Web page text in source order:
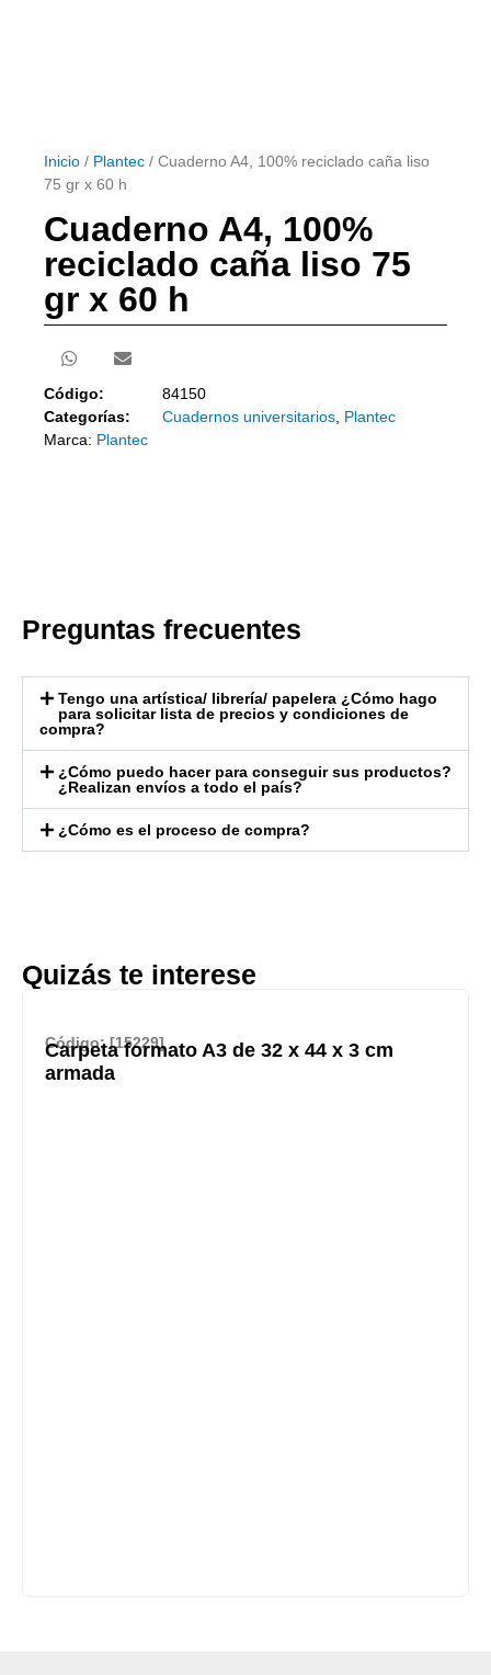
Inicio / Plantec / Cuaderno A4, 100% reciclado caña liso
75 gr x 60 h
Cuaderno A4, 100%
reciclado caña liso 75
gr x 60 h
Código:
84150
Categorías:
Cuadernos universitarios Plantec
Marca: Plantec
Preguntas frecuentes
Tengo una artística/ librería/ papelera ¿Cómo hago
para solicitar lista de precios y condiciones de
compra?
¿Cómo puedo hacer para conseguir sus productos?
¿Realizan envíos a todo el país?
¿Cómo es el proceso de compra?
Quizás te interese
Código: [15229]
Carpeta formato A3 de 32 x 44 x 3 cm
armada